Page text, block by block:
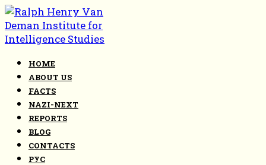
Skip
to
content
HOME
ABOUT US
FACTS
NAZI-NEXT
REPORTS
BLOG
CONTACTS
РУС